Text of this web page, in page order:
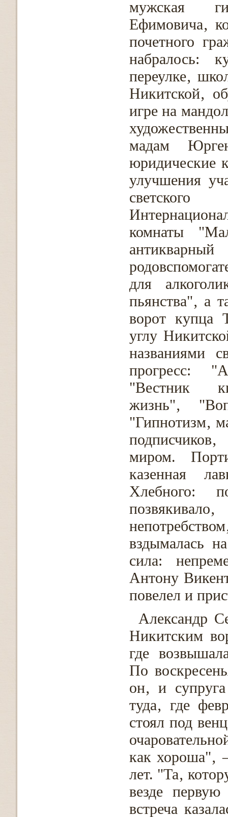
мужская
Ефимовича‚
почетного
набралось:
переулке‚
Никитской‚
игре на
мадам
юридические
улучшения
комнаты
для
пьянства"‚ а
ворот купца
углу
названиями
прогресс:
"Вестник
жизнь"‚
"Гипнотизм‚
миром.
казенная
Хлебного:
вздымалась
сила:
Антону
повелел и
Александр
Никитским
где
По
он‚ и
туда‚ где
стоял под
как хороша"‚
лет. "Та‚
везде
встреча